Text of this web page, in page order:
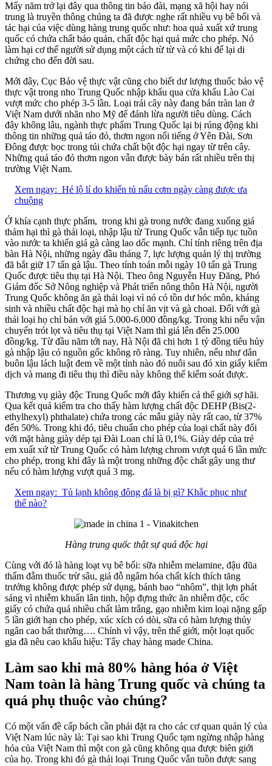
Mấy năm trở lại đây qua thông tin báo đài, mạng xã hội hay nói
trung là truyền thông chúng ta đã được nghe rất nhiều vụ bê bối và
tác hại của việc dùng hàng trung quốc như: hoa quả xuất xứ trung
quốc có chứa chất bảo quản, chất độc hại quá mức cho phép. Nó
làm hại cơ thể người sử dụng một cách từ từ và có khi để lại di
chứng cho đến đời sau.
Mới đây, Cục Bảo vệ thực vật cũng cho biết dư lượng thuốc bảo vệ
thực vật trong nho Trung Quốc nhập khẩu qua cửa khẩu Lào Cai
vượt mức cho phép 3-5 lần. Loại trái cây này đang bán tràn lan ở
Việt Nam dưới nhãn nho Mỹ để đánh lừa người tiêu dùng. Cách
đây không lâu, ngành thực phẩm Trung Quốc lại bị rúng động khi
thông tin những quả táo đỏ, thơm ngon nổi tiếng ở Yên Đài, Sơn
Đông được bọc trong túi chứa chất bột độc hại ngay từ trên cây.
Những quả táo đỏ thơm ngon vẫn được bày bán rất nhiều trên thị
trường Việt Nam.
Xem ngay: Hé lộ lí do khiến tủ nấu cơm ngày càng được ưa
chuộng
Ở khía cạnh thực phẩm, trong khi gà trong nước đang xuống giá
thảm hại thì gà thải loại, nhập lậu từ Trung Quốc vẫn tiếp tục tuồn
vào nước ta khiến giá gà càng lao dốc mạnh. Chỉ tính riêng trên địa
bàn Hà Nội, những ngày đầu tháng 7, lực lượng quản lý thị trường
đã bắt giữ 17 tấn gà lậu. Theo tính toán mỗi ngày 10 tấn gà Trung
Quốc được tiêu thụ tại Hà Nội. Theo ông Nguyễn Huy Đăng, Phó
Giám đốc Sở Nông nghiệp và Phát triển nông thôn Hà Nội, người
Trung Quốc không ăn gà thải loại vì nó có tồn dư hóc môn, kháng
sinh và nhiều chất độc hại mà họ chỉ ăn vịt và gà choai. Đối với gà
thải loại họ chỉ bán với giá 5.000-6.000 đồng/kg. Trong khi nếu vận
chuyển trót lọt và tiêu thụ tại Việt Nam thì giá lên đến 25.000
đồng/kg. Từ đầu năm tới nay, Hà Nội đã chi hơn 1 tỷ đồng tiêu hủy
gà nhập lậu có nguồn gốc không rõ ràng. Tuy nhiên, nếu như dân
buôn lậu lách luật đem về một tỉnh nào đó nuôi sau đó xin giấy kiểm
dịch và mang đi tiêu thụ thì điều này không thể kiểm soát được.
Thương vụ giày độc Trung Quốc mới đây khiến cả thế giới sợ hãi.
Qua kết quả kiểm tra cho thấy hàm lượng chất độc DEHP (Bis(2-
ethylhexyl) phthalate) chứa trong các mẫu giày này rất cao, từ 37%
đến 50%. Trong khi đó, tiêu chuẩn cho phép của loại chất này đối
với mặt hàng giày dép tại Đài Loan chỉ là 0,1%. Giày dép của trẻ
em xuất xứ từ Trung Quốc có hàm lượng chrom vượt quá 6 lần mức
cho phép, trong khi đây là một trong những độc chất gây ung thư
nếu có hàm lượng vượt quá 3 mg.
Xem ngay: Tủ lạnh không đông đá là bị gì? Khắc phục như
thế nào?
Hàng trung quốc thật sự quá độc hại
Cùng với đó là hàng loạt vụ bê bối: sữa nhiễm melamine, đậu đũa
thấm đẫm thuốc trừ sâu, giá đỗ ngâm hóa chất kích thích tăng
trưởng không được phép sử dụng, bánh bao “nhôm”, thịt lợn phát
sáng vì nhiễm khuẩn lân tinh, hộp đựng thức ăn nhiễm độc, cốc
giấy có chứa quá nhiều chất làm trắng, gạo nhiễm kim loại nặng gấp
5 lần giới hạn cho phép, xúc xích có dòi, sữa có hàm lượng thủy
ngân cao bất thường…. Chính vì vậy, trên thế giới, một loạt quốc
gia đã nêu cao khẩu hiệu: Tẩy chay hàng made China.
Làm sao khi mà 80% hàng hóa ở Việt
Nam toàn là hàng Trung quốc và chúng ta
quá phụ thuộc vào chúng?
Có một vấn đề cấp bách cần phải đặt ra cho các cơ quan quản lý của
Việt Nam lúc này là: Tại sao khi Trung Quốc tạm ngừng nhập hàng
hóa của Việt Nam thì một con gà cũng không qua được biên giới
của họ. Trong khi đó gà thải loại Trung Quốc vẫn tuồn được sang